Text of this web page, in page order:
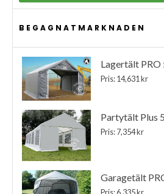
BEGAGNATMARKNADEN
Lagertält PRO
Pris: 14,631 kr
Partytält Plus
Pris: 7,354 kr
Garagetält